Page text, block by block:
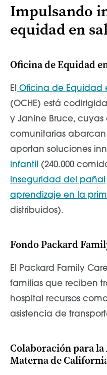
Impulsando
equidad en
Oficina de Equidad
El Oficina de Equidad
(OCHE) está
y Janine Bruce,
comunitarias abarcan
aportan soluciones
infantil
(240.000
inseguridad del pañal
aprendizaje en la
distribuidos).
Fondo Packard
El Packard Family
familias que reciben
hospital recursos
asistencia de
Colaboración para
Materna de